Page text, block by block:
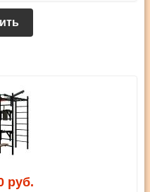
руб.